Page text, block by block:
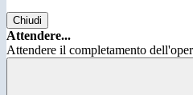
Chiudi
Attendere...
Attendere il completamento